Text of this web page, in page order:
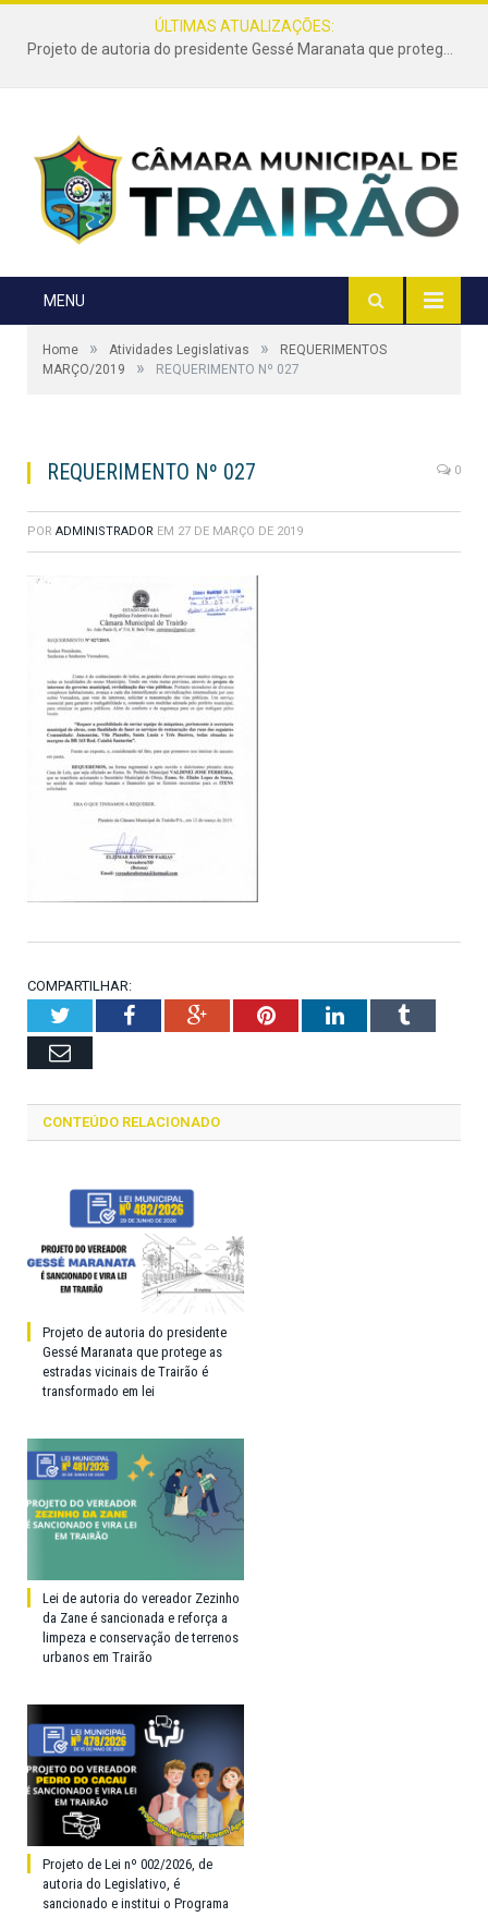
ÚLTIMAS ATUALIZAÇÕES:
Projeto de autoria do presidente Gessé Maranata que protege as estradas vicinais de Trairão é transformado em lei
MENU
Home » Atividades Legislativas »
REQUERIMENTOS
MARÇO/2019
» REQUERIMENTO Nº 027
REQUERIMENTO Nº 027 0
POR ADMINISTRADOR EM 27 DE MARÇO DE 2019
COMPARTILHAR:
TwitterFacebookGoogle+PinterestLinkedInTumblr
Email
CONTEÚDO RELACIONADO
Projeto de autoria do presidente
Gessé Maranata que protege as
estradas vicinais de Trairão é
transformado em lei
Lei de autoria do vereador Zezinho
da Zane é sancionada e reforça a
limpeza e conservação de terrenos
urbanos em Trairão
Projeto de Lei nº 002/2026, de
autoria do Legislativo, é
sancionado e institui o Programa